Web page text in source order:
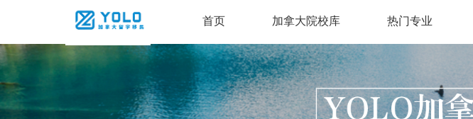
首页 加拿大院校库 热门专业